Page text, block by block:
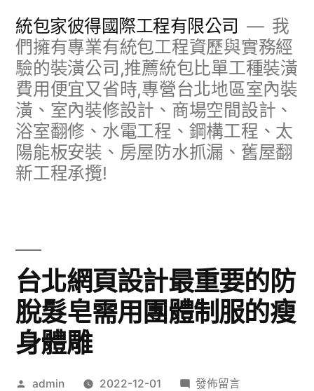
統包家彼得國際工程有限公司
我
們擁有專業有統包工程資歷與實務經
驗的裝潢公司,推薦統包比單工種裝潢
費用便宜又省時,專營台北地區室內裝
潢、室內裝修設計、商場空間設計、
浴室翻修、水電工程、鋼構工程、太
陽能板安裝、房屋防水抓漏、舊屋翻
新工程承攬!
台北網頁設計最重要的防
脫髮皂需用團體制服的瘦
身體雕
作
admin 2022-12-01
在
發佈留言